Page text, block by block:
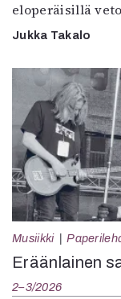
eloperäisillä
Jukka Takalo
Musiikki
Eräänlainen
2–3/2026